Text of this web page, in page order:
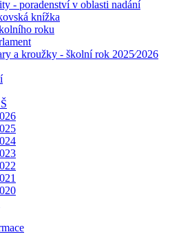
- poradenství v oblasti nadání
knížka
roku
a kroužky - školní rok 2025⁄2026